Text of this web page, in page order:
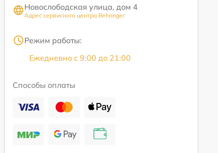
Новослободская улица, дом 4
Адрес сервисного центра Behringer
Режим работы:
Ежедневно с 9:00 до 21:00
Способы оплаты